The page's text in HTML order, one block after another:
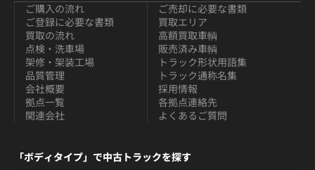
ご購入の流れ
ご登録に必要な書類
買取の流れ
ご売却に必要な書類
買取エリア
高額買取車輌
点検・洗車場
架修・架装工場
品質管理
販売済み車輌
トラック形状用語集
トラック通称名集
会社概要
拠点一覧
関連会社
採用情報
各拠点連絡先
よくあるご質問
「ボディタイプ」で中古トラックを探す